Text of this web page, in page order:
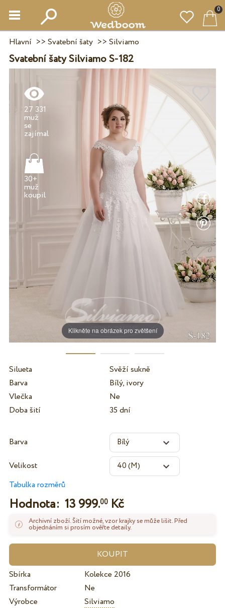
0
Hlavní >> Svatební šaty>> Silviamo
Svatební šaty Silviamo S-182
Klikněte na obrázek pro zvětšení
27 331
muž
se
30+
muž
Silueta
Svěží sukně
Barva
Bílý, ivory
Vlečka
Ne
Doba šití
35 dní
Barva
Velikost
Tabulka rozměrů
Hodnota: 13 999.00Kč
Archivní zboží. Šití možné, vzor krajky se může lišit. Před
objednáním si prosím ověřte detaily.
Sbírka
Kolekce 2016
Transformátor
Ne
Výrobce
Silviamo